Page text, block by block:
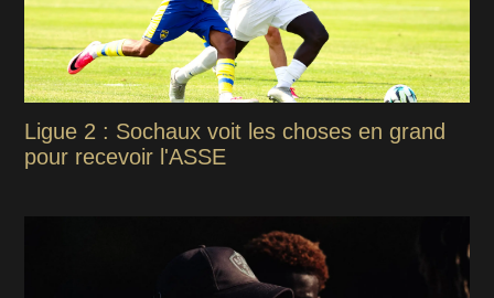
Ligue 2 : Sochaux voit les choses en grand
pour recevoir l'ASSE